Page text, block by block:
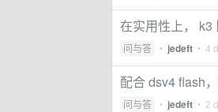
在实用性上， k3
问与答 • jedeft • 4
配合 dsv4 flash
问与答 • jedeft • 2